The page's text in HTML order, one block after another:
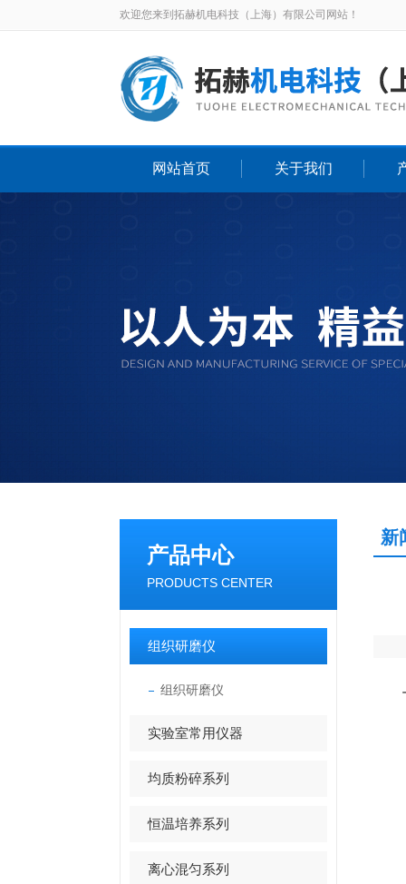
欢迎您来到拓赫机电科技（上海）有限公司网站！
网站首页 关于我们
产品中心
PRODUCTS CENTER
组织研磨仪
组织研磨仪
实验室常用仪器
均质粉碎系列
恒温培养系列
离心混匀系列
新